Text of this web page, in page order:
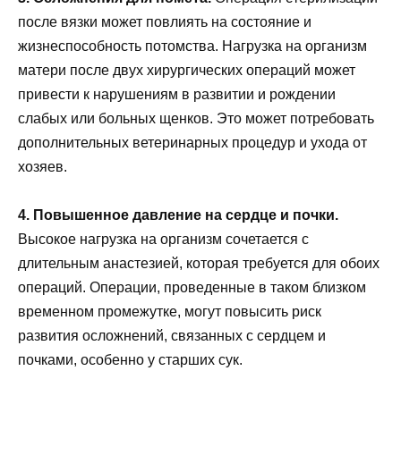
после вязки может повлиять на состояние и
жизнеспособность потомства. Нагрузка на организм
матери после двух хирургических операций может
привести к нарушениям в развитии и рождении
слабых или больных щенков. Это может потребовать
дополнительных ветеринарных процедур и ухода от
хозяев.
4. Повышенное давление на сердце и почки.
Высокое нагрузка на организм сочетается с
длительным анастезией, которая требуется для обоих
операций. Операции, проведенные в таком близком
временном промежутке, могут повысить риск
развития осложнений, связанных с сердцем и
почками, особенно у старших сук.